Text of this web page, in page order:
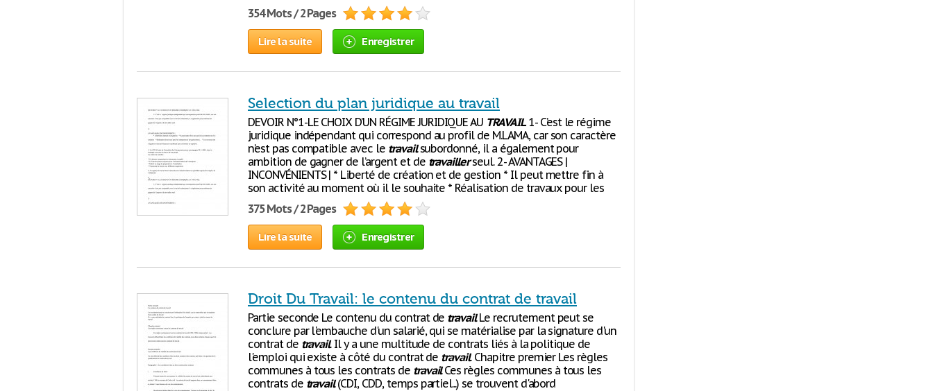
354 Mots / 2 Pages
Lire la suite Enregistrer
Selection du plan juridique au travail
DEVOIR N°1-LE CHOIX D’UN RÉGIME JURIDIQUE AU TRAVAIL1- C’est le régime
juridique indépendant qui correspond au profil de M.LAMA, car son caractère
n’est pas compatible avec le travailsubordonné, il a également pour
ambition de gagner de l’argent et de travaillerseul. 2- AVANTAGES |
INCONVÉNIENTS | * Liberté de création et de gestion * Il peut mettre fin à
son activité au moment où il le souhaite * Réalisation de travaux pour les
375 Mots / 2 Pages
Lire la suite Enregistrer
Droit Du Travail: le contenu du contrat de travail
Partie seconde Le contenu du contrat de travailLe recrutement peut se
conclure par l'embauche d'un salarié, qui se matérialise par la signature d'un
contrat de travail. Il y a une multitude de contrats liés à la politique de
l'emploi qui existe à côté du contrat de travail. Chapitre premier Les règles
communes à tous les contrats de travailCes règles communes à tous les
contrats de travail(CDI, CDD, temps partiel...) se trouvent d'abord